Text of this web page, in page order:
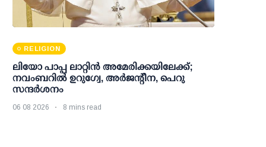
RELIGION
ലിയോ പാപ്പ ലാറ്റിൻ അമേരിക്കയിലേക്ക്;
നവംബറിൽ ഉറുഗ്വേ, അർജന്റീന, പെറു
സന്ദർശനം
06 08 2026 8 mins read